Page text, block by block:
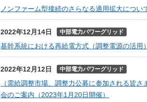
ノンファーム型接続のさらなる適用拡大につい
2022年12月14日 中部電力パワーグリッド
基幹系統における再給電方式（調整電源の活用
2022年12月12日 中部電力パワーグリッド
（需給調整市場、調整力公募に参加される皆
会のご案内（2023年1月20日開催）